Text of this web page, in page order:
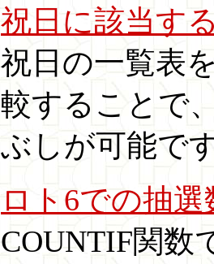
祝日に該当す
祝日の一覧表
較することで
ぶしが可能で
ロト6での抽
COUNTIF関数